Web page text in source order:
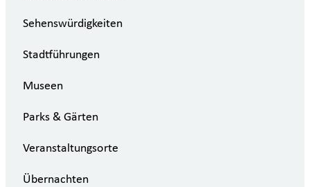
Sehenswürdigkeiten
Stadtführungen
Museen
Parks & Gärten
Veranstaltungsorte
Übernachten